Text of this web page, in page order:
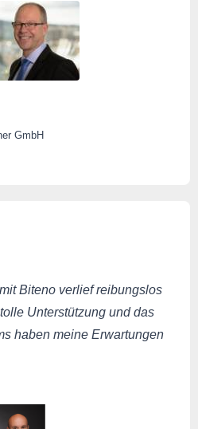
GmbH
Biteno verlief reibungslos
Unterstützung und das
haben meine Erwartungen